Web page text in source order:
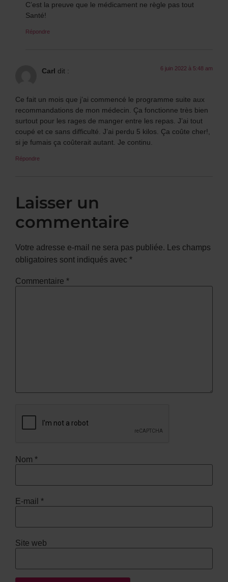
C’est la preuve que le médicament ne règle pas tout
Santé!
Répondre
Carl dit : 6 juin 2022 à 5:48 am
Ce fait un mois que j’ai commencé le programme suite aux
recommandations de mon médecin. Ça fonctionne très bien
surtout pour les rages de manger entre les repas. J’ai tout
coupé et ce sans difficulté. J’ai perdu 5 kilos. Ça coûte cher!,
si je fumais ça coûterait autant. Je continu.
Répondre
Laisser un
commentaire
Votre adresse e-mail ne sera pas publiée. Les champs
obligatoires sont indiqués avec *
Commentaire *
Nom *
E-mail *
Site web